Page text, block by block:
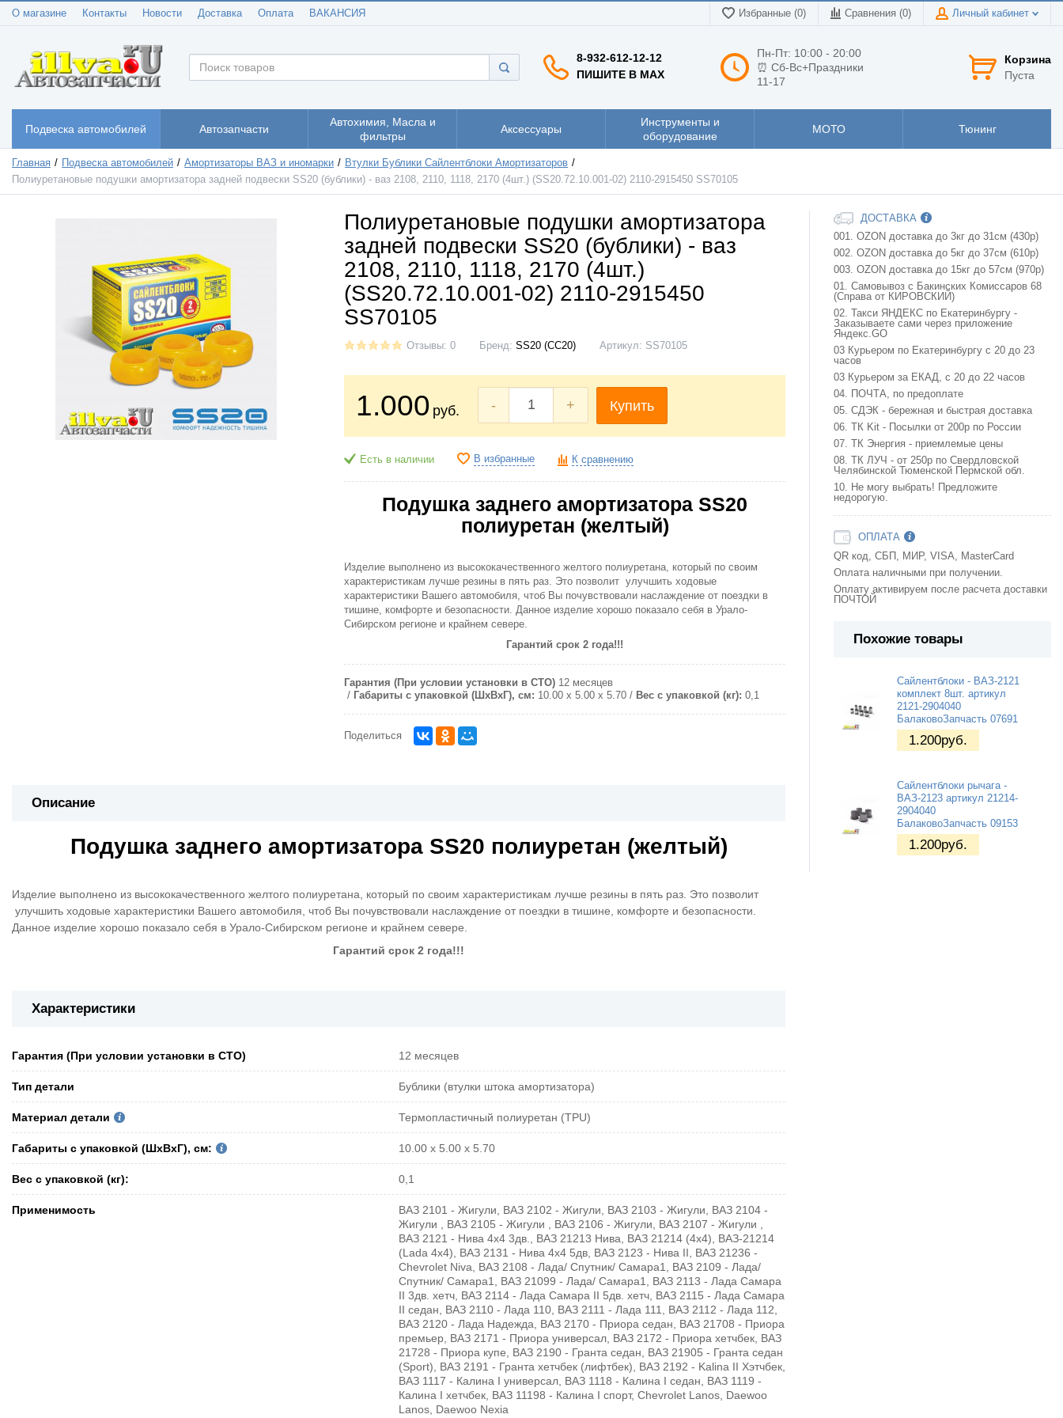
О магазине Контакты Новости Доставка Оплата ВАКАНСИЯ Избранные (0) Сравнения (0) Личный кабинет
8-932-612-12-12
ПИШИТЕ В MAX
Пн-Пт: 10:00 - 20:00
⏰ Сб-Вс+Праздники
11-17
Корзина
Пуста
Подвеска автомобилей Автозапчасти
Автохимия, Масла и
фильтры
Аксессуары
Инструменты и
оборудование
МОТО Тюнинг
Главная Подвеска автомобилей Амортизаторы ВАЗ и иномарки
Втулки Бублики Сайлентблоки Амортизаторов
Полиуретановые подушки амортизатора задней подвески SS20 (бублики) - ваз 2108, 2110, 1118, 2170 (4шт.) (SS20.72.10.001-02) 2110-2915450 SS70105
Полиуретановые подушки амортизатора
задней подвески SS20 (бублики) - ваз
2108, 2110, 1118, 2170 (4шт.)
(SS20.72.10.001-02) 2110-2915450
SS70105
Отзывы: 0 Бренд: SS20 (СС20) Артикул: SS70105
1.000 руб. - + Купить
Есть в наличии В избранные К сравнению
Подушка заднего амортизатора SS20
полиуретан (желтый)
Изделие выполнено из высококачественного желтого полиуретана, который по своим
характеристикам лучше резины в пять раз. Это позволит улучшить ходовые
характеристики Вашего автомобиля, чтоб Вы почувствовали наслаждение от поездки в
тишине, комфорте и безопасности. Данное изделие хорошо показало себя в Урало-
Сибирском регионе и крайнем севере.
Гарантий срок 2 года!!!
Гарантия (При условии установки в СТО) 12 месяцев
Габариты с упаковкой (ШxВxГ), см: 10.00 x 5.00 x 5.70 Вес с упаковкой (кг): 0,1
Поделиться
Описание
Подушка заднего амортизатора SS20 полиуретан (желтый)
Изделие выполнено из высококачественного желтого полиуретана, который по своим характеристикам лучше резины в пять раз. Это позволит
улучшить ходовые характеристики Вашего автомобиля, чтоб Вы почувствовали наслаждение от поездки в тишине, комфорте и безопасности.
Данное изделие хорошо показало себя в Урало-Сибирском регионе и крайнем севере.
Гарантий срок 2 года!!!
Характеристики
Гарантия (При условии установки в СТО) 12 месяцев
Тип детали Бублики (втулки штока амортизатора)
Материал детали Термопластичный полиуретан (TPU)
Габариты с упаковкой (ШxВxГ), см: 10.00 x 5.00 x 5.70
Вес с упаковкой (кг): 0,1
Применимость
ВАЗ 2101 - Жигули, ВАЗ 2102 - Жигули, ВАЗ 2103 - Жигули, ВАЗ 2104 -
Жигули , ВАЗ 2105 - Жигули , ВАЗ 2106 - Жигули, ВАЗ 2107 - Жигули ,
ВАЗ 2121 - Нива 4х4 3дв., ВАЗ 21213 Нива, ВАЗ 21214 (4x4), ВАЗ-21214
(Lada 4x4), ВАЗ 2131 - Нива 4х4 5дв, ВАЗ 2123 - Нива II, ВАЗ 21236 -
Chevrolet Niva, ВАЗ 2108 - Лада/ Спутник/ Самара1, ВАЗ 2109 - Лада/
Спутник/ Самара1, ВАЗ 21099 - Лада/ Самара1, ВАЗ 2113 - Лада Самара
II 3дв. хетч, ВАЗ 2114 - Лада Самара II 5дв. хетч, ВАЗ 2115 - Лада Самара
II седан, ВАЗ 2110 - Лада 110, ВАЗ 2111 - Лада 111, ВАЗ 2112 - Лада 112,
ВАЗ 2120 - Лада Надежда, ВАЗ 2170 - Приора седан, ВАЗ 21708 - Приора
премьер, ВАЗ 2171 - Приора универсал, ВАЗ 2172 - Приора хетчбек, ВАЗ
21728 - Приора купе, ВАЗ 2190 - Гранта седан, ВАЗ 21905 - Гранта седан
(Sport), ВАЗ 2191 - Гранта хетчбек (лифтбек), ВАЗ 2192 - Kalina II Хэтчбек,
ВАЗ 1117 - Калина I универсал, ВАЗ 1118 - Калина I седан, ВАЗ 1119 -
Калина I хетчбек, ВАЗ 11198 - Калина I спорт, Chevrolet Lanos, Daewoo
Lanos, Daewoo Nexia
ДОСТАВКА
001. OZON доставка до 3кг до 31см (430р)
002. OZON доставка до 5кг до 37см (610р)
003. OZON доставка до 15кг до 57см (970р)
01. Самовывоз с Бакинских Комиссаров 68
(Справа от КИРОВСКИЙ)
02. Такси ЯНДЕКС по Екатеринбургу -
Заказываете сами через приложение
Яндекс.GO
03 Курьером по Екатеринбургу с 20 до 23
часов
03 Курьером за ЕКАД, с 20 до 22 часов
04. ПОЧТА, по предоплате
05. СДЭК - бережная и быстрая доставка
06. ТК Kit - Посылки от 200р по России
07. ТК Энергия - приемлемые цены
08. ТК ЛУЧ - от 250р по Свердловской
Челябинской Тюменской Пермской обл.
10. Не могу выбрать! Предложите
недорогую.
ОПЛАТА
QR код, СБП, МИР, VISA, MasterCard
Оплата наличными при получении.
Оплату активируем после расчета доставки
ПОЧТОЙ
Похожие товары
Сайлентблоки - ВАЗ-2121
комплект 8шт. артикул
2121-2904040
БалаковоЗапчасть 07691
1.200руб.
Сайлентблоки рычага -
ВАЗ-2123 артикул 21214-
2904040
БалаковоЗапчасть 09153
1.200руб.